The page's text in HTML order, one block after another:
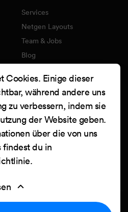
Services
Netgen Layouts
Team & Jobs
Blog
Netgen Stack für Ibexa/eZ
Platform
Arbeiten
Kontakt
Cookies. Einige dieser
während andere uns
zu verbessern, indem sie
der Website geben.
über die von uns
findest du in
.